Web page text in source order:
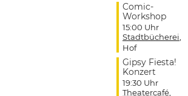
Comic-
Workshop
15:00 Uhr
Stadtbücherei
Hof
Gipsy Fiesta!
Konzert
19:30 Uhr
Theatercafé,